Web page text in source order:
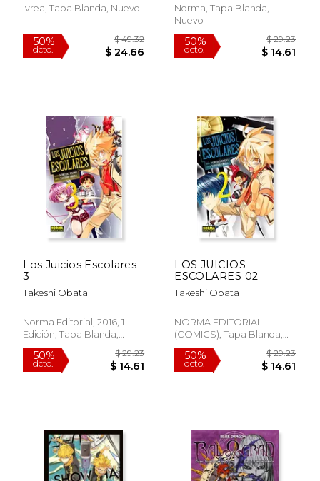
$ 22.19
Ivrea, Tapa Blanda, Nuevo
50%
dcto. $ 24.66
Norma, Tapa Blanda,
Nuevo
50%
dcto.
Los Juicios Escolares
3
Takeshi Obata
Norma Editorial, 2016, 1
Edición, Tapa Blanda,
Nuevo
LOS JUICIOS
ESCOLARES 02
Takeshi Obata
NORMA EDITORIAL
(COMICS), Tapa Blanda,
Nuevo